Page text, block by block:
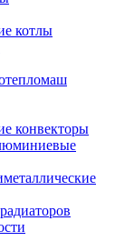
котлы
конвекторы